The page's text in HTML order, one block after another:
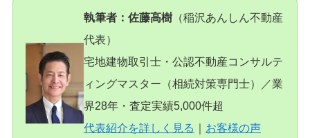
執筆者：佐藤高樹（稲沢あんしん不動産
代表）
宅地建物取引士・公認不動産コンサルテ
ィングマスター（相続対策専門士）／業
界28年・査定実績5,000件超
代表紹介を詳しく見る ｜ お客様の声